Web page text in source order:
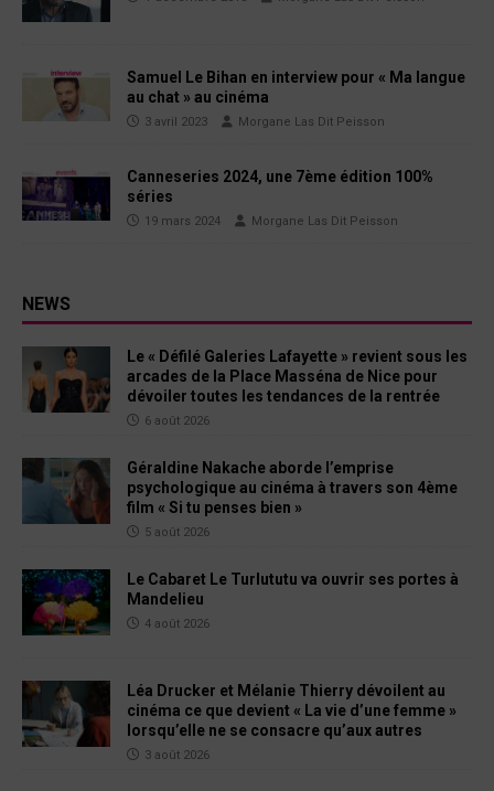
Samuel Le Bihan en interview pour « Ma langue
au chat » au cinéma
3 avril 2023 Morgane Las Dit Peisson
Canneseries 2024, une 7ème édition 100%
séries
19 mars 2024 Morgane Las Dit Peisson
NEWS
Le « Défilé Galeries Lafayette » revient sous les
arcades de la Place Masséna de Nice pour
dévoiler toutes les tendances de la rentrée
6 août 2026
Géraldine Nakache aborde l’emprise
psychologique au cinéma à travers son 4ème
film « Si tu penses bien »
5 août 2026
Le Cabaret Le Turlututu va ouvrir ses portes à
Mandelieu
4 août 2026
Léa Drucker et Mélanie Thierry dévoilent au
cinéma ce que devient « La vie d’une femme »
lorsqu’elle ne se consacre qu’aux autres
3 août 2026